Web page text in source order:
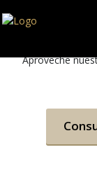
Aproveche